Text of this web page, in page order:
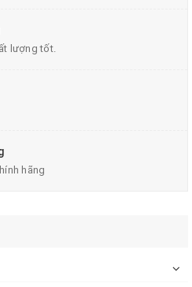
Ghi hình tốt trong môi
sáng
Hỗ trợ lái xe an toàn
lượng tốt.
hãng